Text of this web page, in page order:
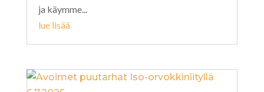
ja käymme...
lue lisää